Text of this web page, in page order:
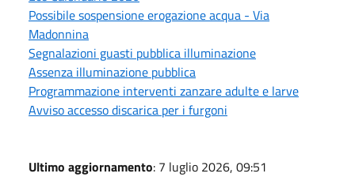
Possibile sospensione erogazione acqua - Via
Madonnina
Segnalazioni guasti pubblica illuminazione
Assenza illuminazione pubblica
Programmazione interventi zanzare adulte e larve
Avviso accesso discarica per i furgoni
Ultimo aggiornamento: 7 luglio 2026, 09:51